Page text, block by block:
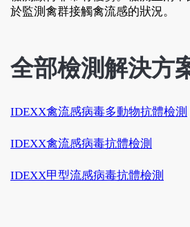
於監測禽群接觸禽流感的狀況。
全部檢測解決方
IDEXX禽流感病毒多動物抗體檢測
IDEXX禽流感病毒抗體檢測
IDEXX甲型流感病毒抗體檢測